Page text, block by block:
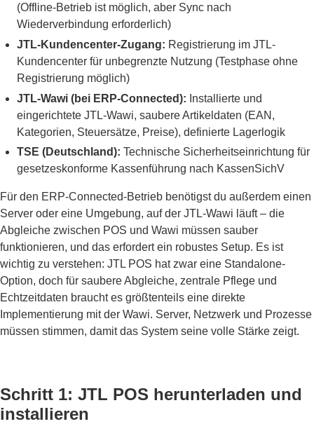
(Offline-Betrieb ist möglich, aber Sync nach
Wiederverbindung erforderlich)
JTL-Kundencenter-Zugang: Registrierung im JTL-
Kundencenter für unbegrenzte Nutzung (Testphase ohne
Registrierung möglich)
JTL-Wawi (bei ERP-Connected): Installierte und
eingerichtete JTL-Wawi, saubere Artikeldaten (EAN,
Kategorien, Steuersätze, Preise), definierte Lagerlogik
TSE (Deutschland): Technische Sicherheitseinrichtung für
gesetzeskonforme Kassenführung nach KassenSichV
Für den ERP-Connected-Betrieb benötigst du außerdem einen
Server oder eine Umgebung, auf der JTL-Wawi läuft – die
Abgleiche zwischen POS und Wawi müssen sauber
funktionieren, und das erfordert ein robustes Setup. Es ist
wichtig zu verstehen: JTL POS hat zwar eine Standalone-
Option, doch für saubere Abgleiche, zentrale Pflege und
Echtzeitdaten braucht es größtenteils eine direkte
Implementierung mit der Wawi. Server, Netzwerk und Prozesse
müssen stimmen, damit das System seine volle Stärke zeigt.
Schritt 1: JTL POS herunterladen und
installieren